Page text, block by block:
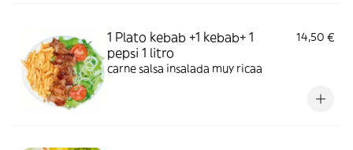
1 Plato kebab +1 kebab+ 1
pepsi 1 litro
14,50 €
carne salsa insalada muy ricaa